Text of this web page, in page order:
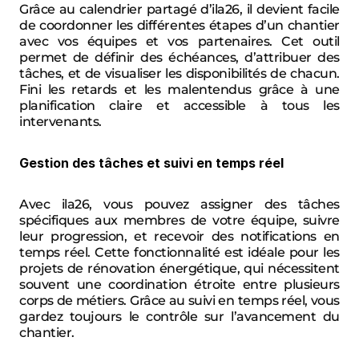
Grâce au calendrier partagé d’ila26, il devient facile
de coordonner les différentes étapes d’un chantier
avec vos équipes et vos partenaires. Cet outil
permet de définir des échéances, d’attribuer des
tâches, et de visualiser les disponibilités de chacun.
Fini les retards et les malentendus grâce à une
planification claire et accessible à tous les
intervenants.
Gestion des tâches et suivi en temps réel
Avec ila26, vous pouvez assigner des tâches
spécifiques aux membres de votre équipe, suivre
leur progression, et recevoir des notifications en
temps réel. Cette fonctionnalité est idéale pour les
projets de rénovation énergétique, qui nécessitent
souvent une coordination étroite entre plusieurs
corps de métiers. Grâce au suivi en temps réel, vous
gardez toujours le contrôle sur l’avancement du
chantier.